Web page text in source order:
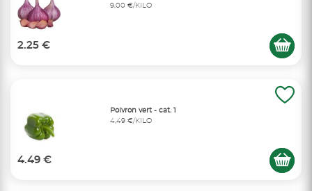
9,00 €/KILO
2.25 €
Poivron vert - cat. 1
4,49 €/KILO
4.49 €